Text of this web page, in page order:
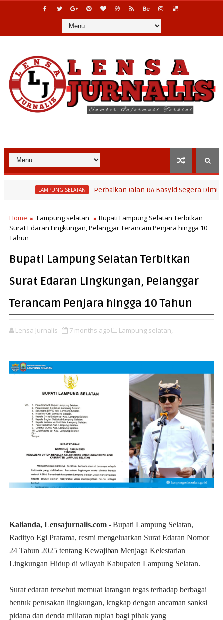
LAMPUNG SELATAN Perbaikan Jalan RA Basyid Segera Dimulai,
Home Lampung selatan
Bupati Lampung Selatan Terbitkan
Surat Edaran Lingkungan, Pelanggar Terancam Penjara hingga 10
Tahun
Bupati Lampung Selatan Terbitkan
Surat Edaran Lingkungan, Pelanggar
Terancam Penjara hingga 10 Tahun
Lensa Jurnalis 7 months ago Lampung selatan,
Kalianda, Lensajurnalis.com - Bupati Lampung Selatan,
Radityo Egi Pratama, resmi mengeluarkan Surat Edaran Nomor
24 Tahun 2025 tentang Kewajiban Menjaga Kelestarian
Lingkungan Hidup di wilayah Kabupaten Lampung Selatan.
Surat edaran tersebut memuat larangan tegas terhadap berbagai
bentuk perusakan lingkungan, lengkap dengan ancaman sanksi
pidana dan denda miliaran rupiah bagi pihak yang